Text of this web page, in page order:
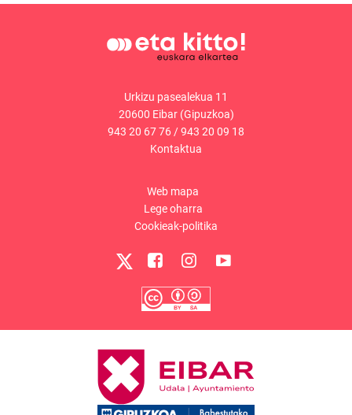
Urkizu pasealekua 11
20600 Eibar (Gipuzkoa)
943 20 67 76 /943 20 09 18
Kontaktua
Web mapa
Lege oharra
Cookieak-politika